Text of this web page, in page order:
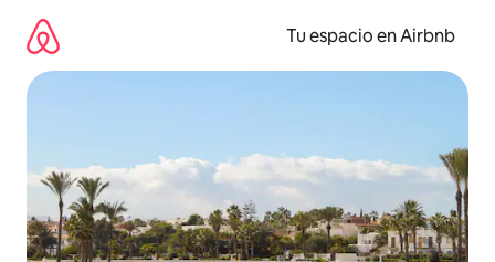
contenido
Tu espacio en Airbnb